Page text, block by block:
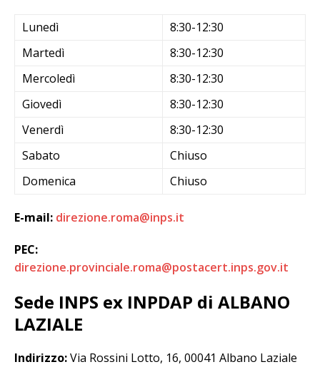
Lunedì
8:30-12:30
Martedì
8:30-12:30
Mercoledì
8:30-12:30
Giovedì
8:30-12:30
Venerdì
8:30-12:30
Sabato
Chiuso
Domenica
Chiuso
E-mail: direzione.roma@inps.it
PEC:
direzione.provinciale.roma@postacert.inps.gov.it
Sede INPS ex INPDAP di ALBANO
LAZIALE
Indirizzo:Via Rossini Lotto, 16, 00041 Albano Laziale